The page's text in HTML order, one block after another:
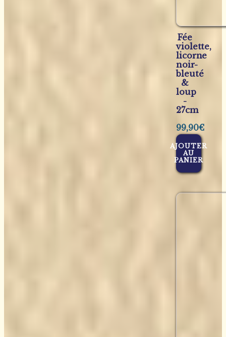
Fée
violette,
licorne
noir-
bleuté
&
loup
-
27cm
99,90€
AJOUTER
AU
PANIER